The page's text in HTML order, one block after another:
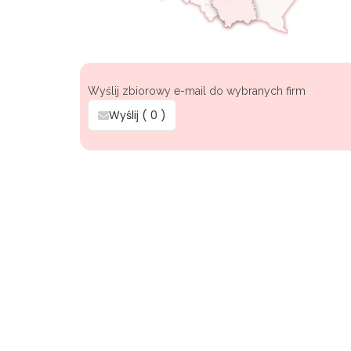
Wyślij zbiorowy e-mail do wybranych firm
Wyślij ( 0 )